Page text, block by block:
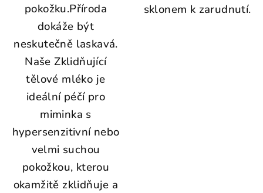
pokožku.Příroda
dokáže být
neskutečně laskavá.
Naše Zklidňující
tělové mléko je
ideální péčí pro
miminka s
hypersenzitivní nebo
velmi suchou
pokožkou, kterou
okamžitě zklidňuje a
sklonem k zarudnutí.